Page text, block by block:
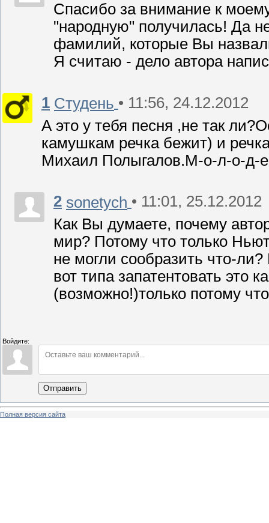
Cпасибо за внимание к
"народную" получилась! Да
фамилий, которые Вы
Я считаю - дело автора
1 Студень • 11:56, 24.12.2012
А это у тебя песня ,не так
камушкам речка бежит) и
Михаил Полыгалов.М-о-л-о-д-
2 sonetych • 11:01, 25.12.2012
Как Вы думаете, почему
мир? Потому что только
не могли сообразить что-
вот типа запатентовать это
(возможно!)только потому
Войдите:
Отправить
Полная версия сайта